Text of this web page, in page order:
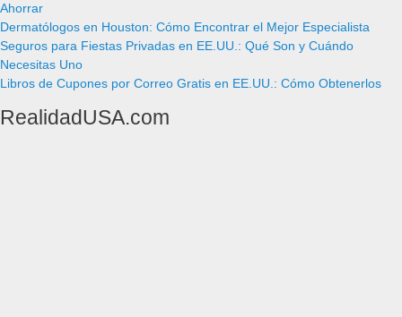
Ahorrar
Dermatólogos en Houston: Cómo Encontrar el Mejor Especialista
Seguros para Fiestas Privadas en EE.UU.: Qué Son y Cuándo
Necesitas Uno
Libros de Cupones por Correo Gratis en EE.UU.: Cómo Obtenerlos
RealidadUSA.com